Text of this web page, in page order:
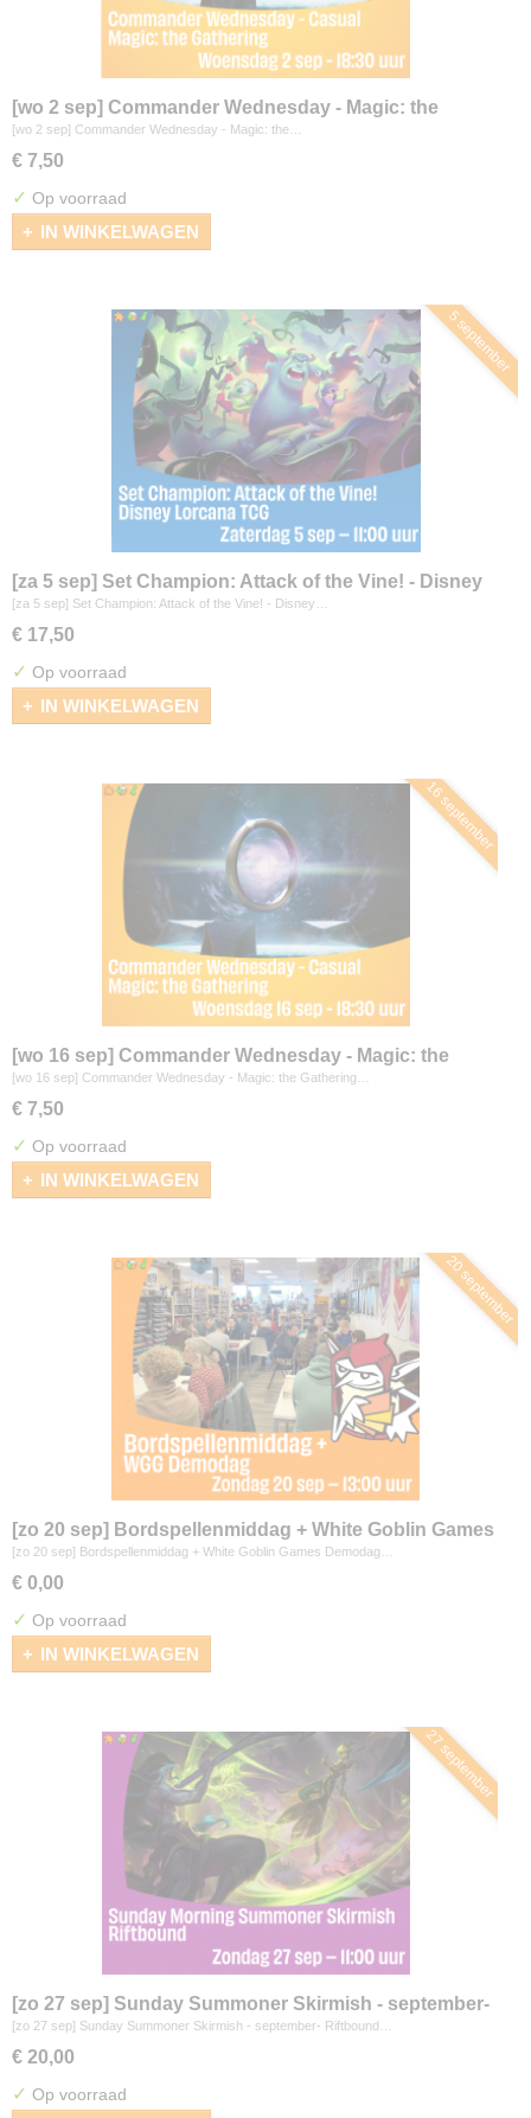
[wo 2 sep] Commander Wednesday - Magic: the
Gathering
[wo 2 sep] Commander Wednesday - Magic: the…
€ 7,50
✓ Op voorraad
IN WINKELWAGEN
5 september
[za 5 sep] Set Champion: Attack of the Vine! - Disney
Lorcana
[za 5 sep] Set Champion: Attack of the Vine! - Disney…
€ 17,50
✓ Op voorraad
IN WINKELWAGEN
16 september
[wo 16 sep] Commander Wednesday - Magic: the
Gathering
[wo 16 sep] Commander Wednesday - Magic: the Gathering…
€ 7,50
✓ Op voorraad
IN WINKELWAGEN
20 september
[zo 20 sep] Bordspellenmiddag + White Goblin Games
Demodag
[zo 20 sep] Bordspellenmiddag + White Goblin Games Demodag…
€ 0,00
✓ Op voorraad
IN WINKELWAGEN
27 september
[zo 27 sep] Sunday Summoner Skirmish - september-
Riftbound
[zo 27 sep] Sunday Summoner Skirmish - september- Riftbound…
€ 20,00
✓ Op voorraad